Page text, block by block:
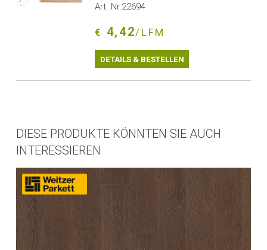
Art. Nr.22694
€ 4,42/LFM
DETAILS & BESTELLEN
DIESE PRODUKTE KÖNNTEN SIE AUCH
INTERESSIEREN